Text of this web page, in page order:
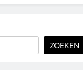
ZOEKEN